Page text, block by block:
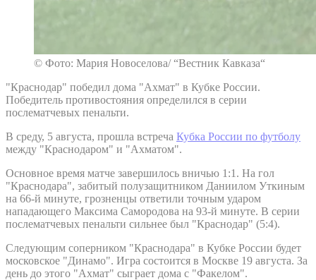
© Фото: Мария Новоселова/ “Вестник Кавказа“
"Краснодар" победил дома "Ахмат" в Кубке России.
Победитель противостояния определился в серии
послематчевых пенальти.
В среду, 5 августа, прошла встреча Кубка России по футболу
между "Краснодаром" и "Ахматом".
Основное время матче завершилось вничью 1:1. На гол
"Краснодара", забитый полузащитником Даниилом Уткиным
на 66-й минуте, грозненцы ответили точным ударом
нападающего Максима Самородова на 93-й минуте. В серии
послематчевых пенальти сильнее был "Краснодар" (5:4).
Следующим соперником "Краснодара" в Кубке России будет
московское "Динамо". Игра состоится в Москве 19 августа. За
день до этого "Ахмат" сыграет дома с "Факелом".